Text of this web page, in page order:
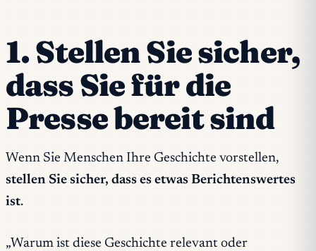
1. Stellen Sie sicher,
dass Sie für die
Presse bereit sind
Wenn Sie Menschen Ihre Geschichte vorstellen,
stellen Sie sicher, dass es etwas Berichtenswertes
ist.
„Warum ist diese Geschichte relevant oder